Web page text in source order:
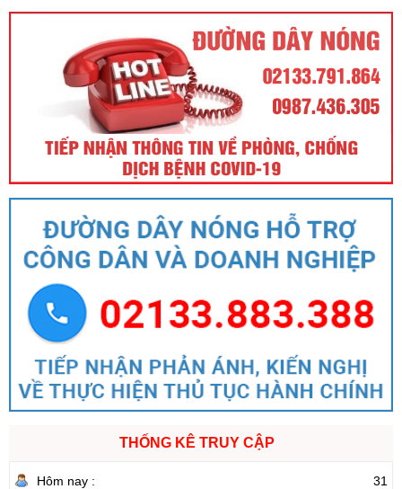
31/2024/QH15
(Luật Đất đai)
Ngày ban hành: (21/08/2024)
Số:88/2024/NĐ-CP
(Nghị định Quy định về bồi thường, hỗ trợ, tái định cư khi
Nhà nước thu hồi đất)
Ngày ban hành: (21/08/2024)
THỐNG KÊ TRUY CẬP
Hôm nay :
31